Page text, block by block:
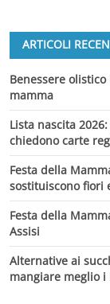
ARTICOLI
Benessere
mamma
Lista nascita
chiedono carte
Festa della
sostituiscono fiori
Festa della
Assisi
Alternative ai
mangiare meglio